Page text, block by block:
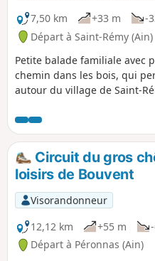
7,50 km
+33 m -
Départ à Saint-Rémy (Ain)
Petite balade familiale avec
chemin dans les bois, qui
autour du village de Saint-
Circuit du gros
loisirs de Bouvent
Visorandonneur
12,12 km
+55 m
Départ à Péronnas (Ain)